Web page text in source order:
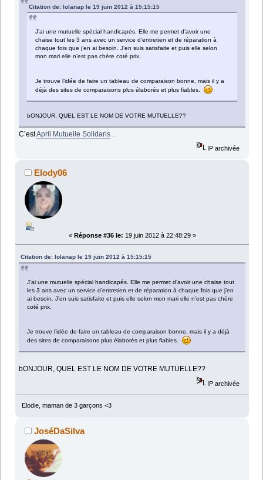
Citation de: lolanap le 19 juin 2012 à 15:15:15
J’ai une mutuelle spécial handicapés. Elle me permet d’avoir une
chaise tout les 3 ans avec un service d’entretien et de réparation à
chaque fois que j’en ai besoin. J’en suis satisfaite et puis elle selon
mon mari elle n’est pas chère coté prix.
Je trouve l’idée de faire un tableau de comparaison bonne, mais il y a
déjà des sites de comparaisons plus élaborés et plus fiables.
bONJOUR, QUEL EST LE NOM DE VOTRE MUTUELLE??
C’estApril Mutuelle Solidaris .
IP archivée
Elody06
« Réponse #36 le: 19 juin 2012 à 22:48:29 »
Citation de: lolanap le 19 juin 2012 à 15:15:15
J’ai une mutuelle spécial handicapés. Elle me permet d’avoir une chaise tout
les 3 ans avec un service d’entretien et de réparation à chaque fois que j’en
ai besoin. J’en suis satisfaite et puis elle selon mon mari elle n’est pas chère
coté prix.
Je trouve l’idée de faire un tableau de comparaison bonne, mais il y a déjà
des sites de comparaisons plus élaborés et plus fiables.
bONJOUR, QUEL EST LE NOM DE VOTRE MUTUELLE??
IP archivée
Elodie, maman de 3 garçons <3
JoséDaSilva